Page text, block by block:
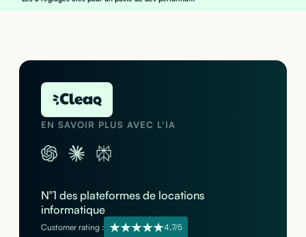
EN SAVOIR PLUS AVEC L'IA
N°1 des plateformes de locations
informatique
Customer rating : 4,7/5